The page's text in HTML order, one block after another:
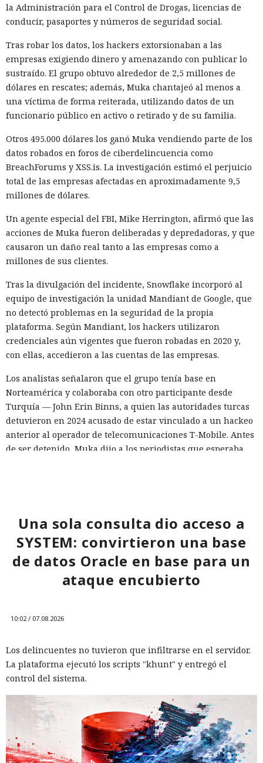
la Administración para el Control de Drogas, licencias de
conducir, pasaportes y números de seguridad social.
Tras robar los datos, los hackers extorsionaban a las
empresas exigiendo dinero y amenazando con publicar lo
sustraído. El grupo obtuvo alrededor de 2,5 millones de
dólares en rescates; además, Muka chantajeó al menos a
una víctima de forma reiterada, utilizando datos de un
funcionario público en activo o retirado y de su familia.
Otros 495.000 dólares los ganó Muka vendiendo parte de los
datos robados en foros de ciberdelincuencia como
BreachForums y XSS.is. La investigación estimó el perjuicio
total de las empresas afectadas en aproximadamente 9,5
millones de dólares.
Un agente especial del FBI, Mike Herrington, afirmó que las
acciones de Muka fueron deliberadas y depredadoras, y que
causaron un daño real tanto a las empresas como a
millones de sus clientes.
Tras la divulgación del incidente, Snowflake incorporó al
equipo de investigación la unidad Mandiant de Google, que
no detectó problemas en la seguridad de la propia
plataforma. Según Mandiant, los hackers utilizaron
credenciales aún vigentes que fueron robadas en 2020 y,
con ellas, accedieron a las cuentas de las empresas.
Los analistas señalaron que el grupo tenía base en
Norteamérica y colaboraba con otro participante desde
Turquía — John Erin Binns, a quien las autoridades turcas
detuvieron en 2024 acusado de estar vinculado a un hackeo
anterior al operador de telecomunicaciones T-Mobile. Antes
de ser detenido, Muka dijo a los periodistas que esperaba
vigilar la actividad de las cuentas por accesos desde
dispositivos desconocidos.
Una sola consulta dio acceso a
SYSTEM: convirtieron una base
de datos Oracle en base para un
ataque encubierto
10:02 / 07.08.2026
Los delincuentes no tuvieron que infiltrarse en el servidor.
La plataforma ejecutó los scripts "khunt" y entregó el
control del sistema.